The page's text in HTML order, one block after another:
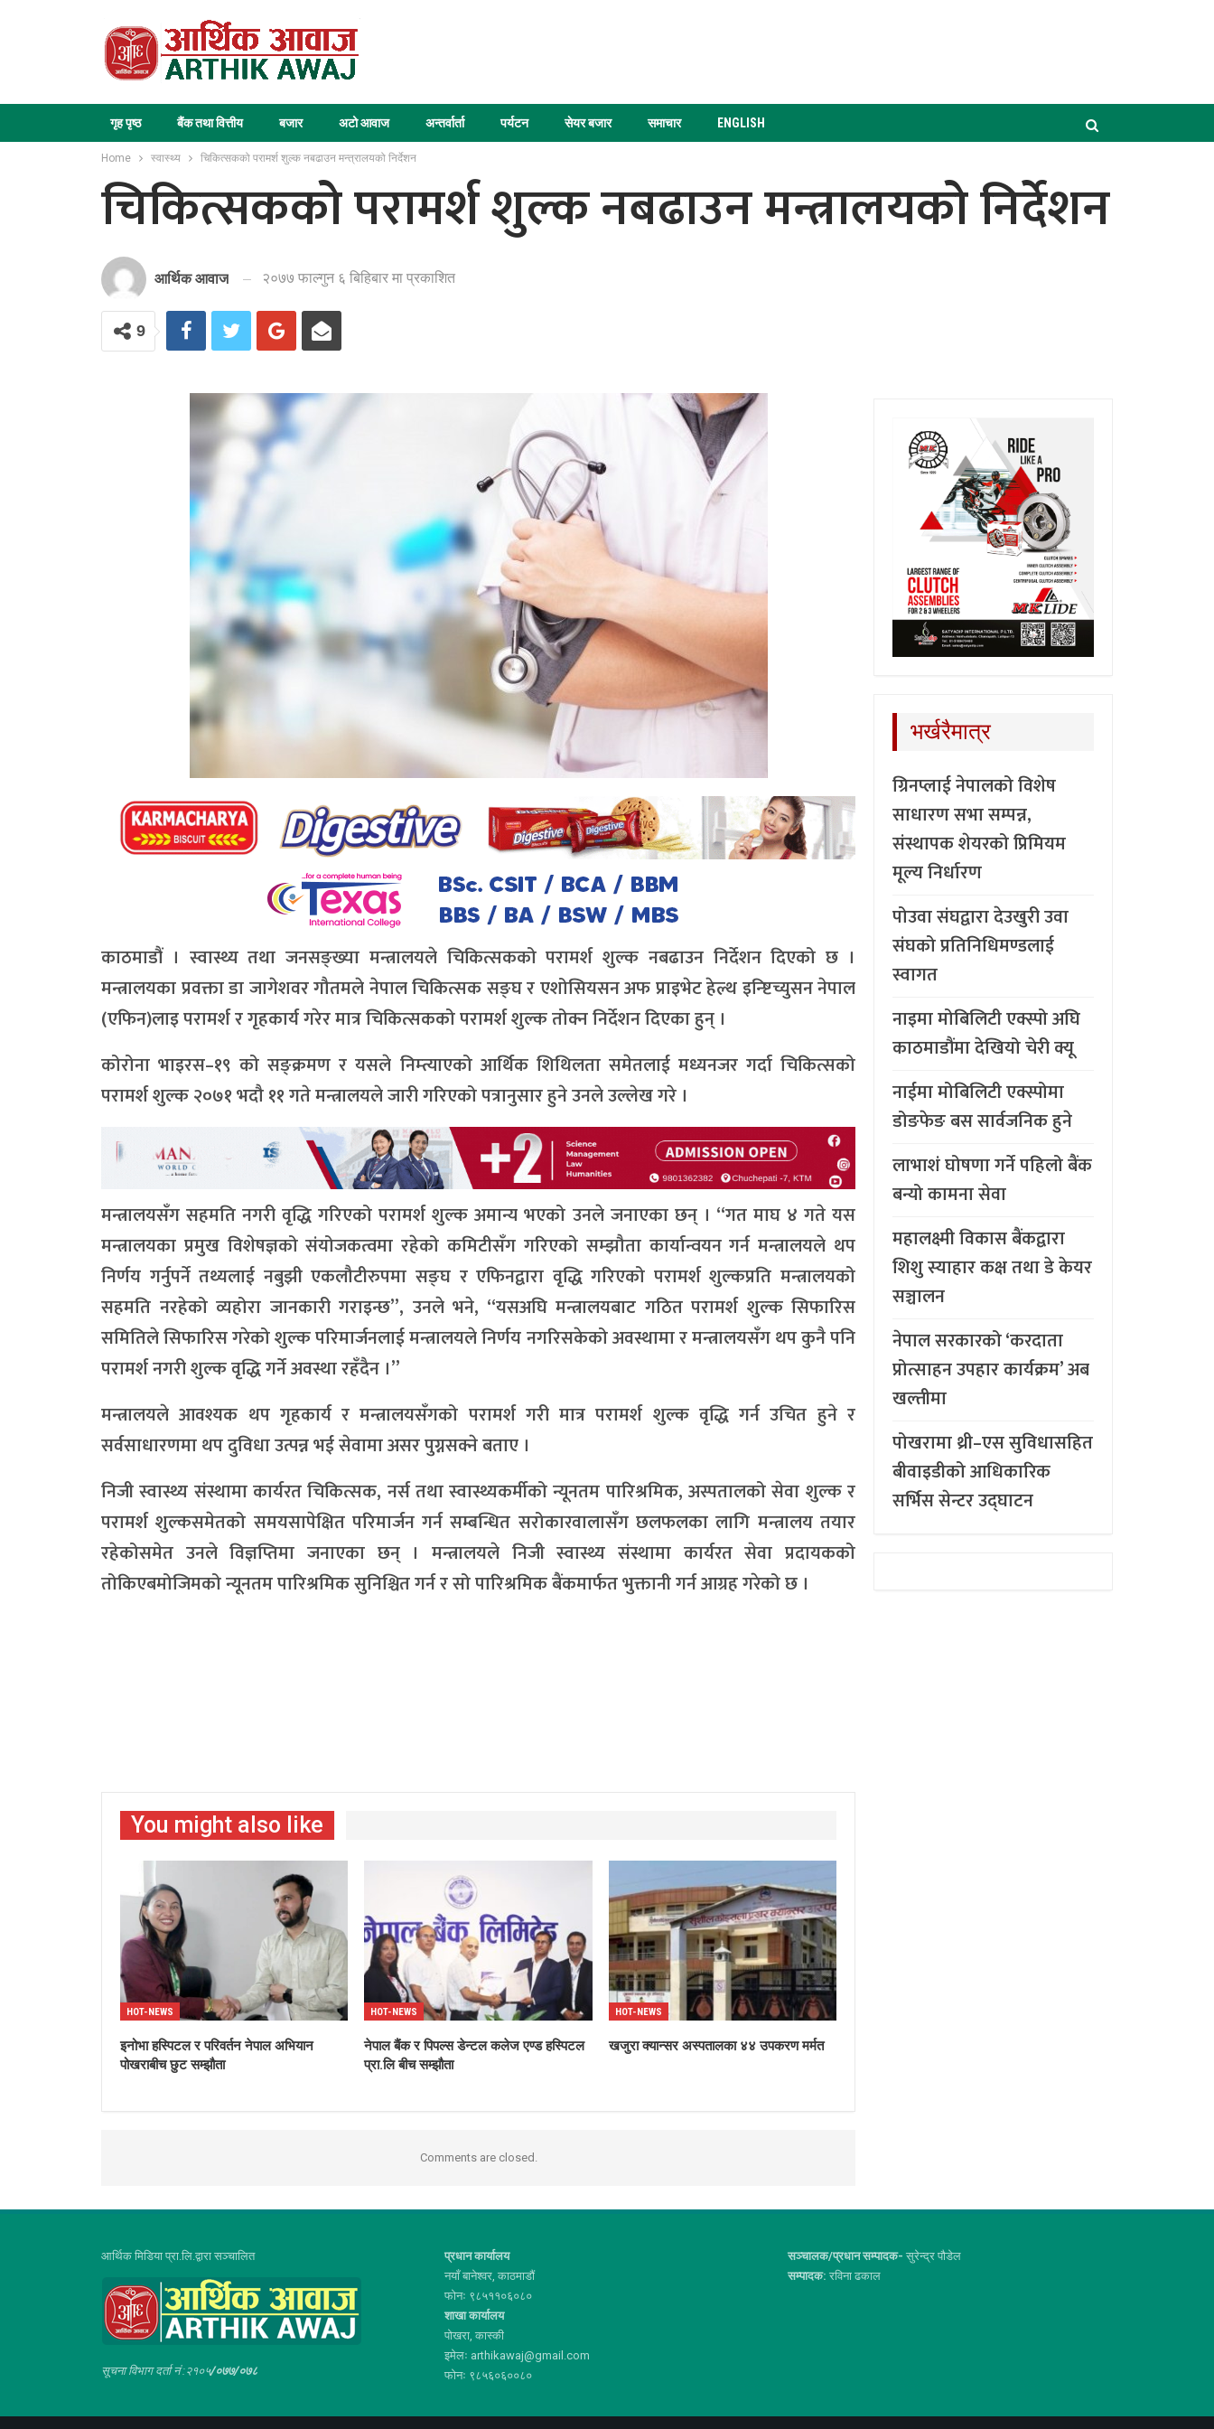
गृह पृष्ठ बैंक तथा वित्तीय बजार अटो आवाज अन्तर्वार्ता पर्यटन सेयर बजार समाचार ENGLISH
Home स्वास्थ्य चिकित्सकको परामर्श शुल्क नबढाउन मन्त्रालयको निर्देशन
चिकित्सकको परामर्श शुल्क नबढाउन मन्त्रालयको निर्देशन
आर्थिक आवाज २०७७ फाल्गुन ६ बिहिबार मा प्रकाशित
9
काठमाडौं । स्वास्थ्य तथा जनसङ्ख्या मन्त्रालयले चिकित्सकको परामर्श शुल्क नबढाउन निर्देशन दिएको छ ।
मन्त्रालयका प्रवक्ता डा जागेशवर गौतमले नेपाल चिकित्सक सङ्घ र एशोसियसन अफ प्राइभेट हेल्थ इन्ष्टिच्युसन नेपाल
(एफिन)लाइ परामर्श र गृहकार्य गरेर मात्र चिकित्सकको परामर्श शुल्क तोक्न निर्देशन दिएका हुन् ।
कोरोना भाइरस–१९ को सङ्क्रमण र यसले निम्त्याएको आर्थिक शिथिलता समेतलाई मध्यनजर गर्दा चिकित्सको
परामर्श शुल्क २०७१ भदौ ११ गते मन्त्रालयले जारी गरिएको पत्रानुसार हुने उनले उल्लेख गरे ।
मन्त्रालयसँग सहमति नगरी वृद्धि गरिएको परामर्श शुल्क अमान्य भएको उनले जनाएका छन् । “गत माघ ४ गते यस
मन्त्रालयका प्रमुख विशेषज्ञको संयोजकत्वमा रहेको कमिटीसँग गरिएको सम्झौता कार्यान्वयन गर्न मन्त्रालयले थप
निर्णय गर्नुपर्ने तथ्यलाई नबुझी एकलौटीरुपमा सङ्घ र एफिनद्वारा वृद्धि गरिएको परामर्श शुल्कप्रति मन्त्रालयको
सहमति नरहेको व्यहोरा जानकारी गराइन्छ”, उनले भने, “यसअघि मन्त्रालयबाट गठित परामर्श शुल्क सिफारिस
समितिले सिफारिस गरेको शुल्क परिमार्जनलाई मन्त्रालयले निर्णय नगरिसकेको अवस्थामा र मन्त्रालयसँग थप कुनै पनि
परामर्श नगरी शुल्क वृद्धि गर्ने अवस्था रहँदैन ।”
मन्त्रालयले आवश्यक थप गृहकार्य र मन्त्रालयसँगको परामर्श गरी मात्र परामर्श शुल्क वृद्धि गर्न उचित हुने र
सर्वसाधारणमा थप दुविधा उत्पन्न भई सेवामा असर पुग्नसक्ने बताए ।
निजी स्वास्थ्य संस्थामा कार्यरत चिकित्सक, नर्स तथा स्वास्थ्यकर्मीको न्यूनतम पारिश्रमिक, अस्पतालको सेवा शुल्क र
परामर्श शुल्कसमेतको समयसापेक्षित परिमार्जन गर्न सम्बन्धित सरोकारवालासँग छलफलका लागि मन्त्रालय तयार
रहेकोसमेत उनले विज्ञप्तिमा जनाएका छन् । मन्त्रालयले निजी स्वास्थ्य संस्थामा कार्यरत सेवा प्रदायकको
तोकिएबमोजिमको न्यूनतम पारिश्रमिक सुनिश्चित गर्न र सो पारिश्रमिक बैंकमार्फत भुक्तानी गर्न आग्रह गरेको छ ।
You might also like
HOT-NEWS
इनोभा हस्पिटल र परिवर्तन नेपाल अभियान
पोखराबीच छुट सम्झौता
HOT-NEWS
नेपाल बैंक र पिपल्स डेन्टल कलेज एण्ड हस्पिटल
प्रा.लि बीच सम्झौता
HOT-NEWS
खजुरा क्यान्सर अस्पतालका ४४ उपकरण मर्मत
Comments are closed.
भर्खरैमात्र
ग्रिनप्लाई नेपालको विशेष
साधारण सभा सम्पन्न,
संस्थापक शेयरको प्रिमियम
मूल्य निर्धारण
पोउवा संघद्वारा देउखुरी उवा
संघको प्रतिनिधिमण्डलाई
स्वागत
नाइमा मोबिलिटी एक्स्पो अघि
काठमाडौंमा देखियो चेरी क्यू
नाईमा मोबिलिटी एक्स्पोमा
डोङफेङ बस सार्वजनिक हुने
लाभाशं घोषणा गर्ने पहिलो बैंक
बन्यो कामना सेवा
महालक्ष्मी विकास बैंकद्वारा
शिशु स्याहार कक्ष तथा डे केयर
सञ्चालन
नेपाल सरकारको ‘करदाता
प्रोत्साहन उपहार कार्यक्रम’ अब
खल्तीमा
पोखरामा थ्री–एस सुविधासहित
बीवाइडीको आधिकारिक
सर्भिस सेन्टर उद्घाटन
आर्थिक मिडिया प्रा.लि.द्वारा सञ्चालित
सूचना विभाग दर्ता नं :२१०५/०७७/०७८
प्रधान कार्यालय
नयाँ बानेश्वर, काठमाडौं
फोनः ९८५११०६०८०
शाखा कार्यालय
पोखरा, कास्की
इमेलः arthikawaj@gmail.com
फोनः ९८५६०६००८०
सञ्चालक/प्रधान सम्पादक- सुरेन्द्र पौडेल
सम्पादक: रविना ढकाल